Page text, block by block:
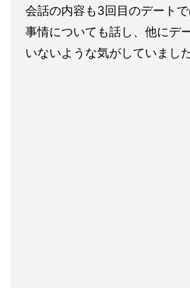
会話の内容も3回目のデート
事情についても話し、 他にデ
いないような気がしていました